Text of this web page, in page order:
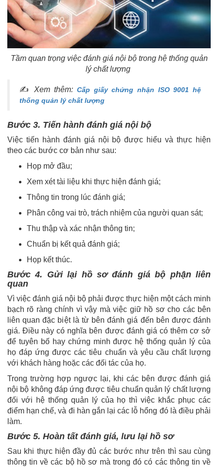
Tầm quan trọng việc đánh giá nội bộ trong hệ thống quản
lý chất lượng
✍ Xem thêm: Cấp giấy chứng nhận ISO 9001 hệ
thống quản lý chất lượng
Bước 3. Tiến hành đánh giá nội bộ
Việc tiến hành đánh giá nội bộ được hiểu và thực hiện
theo các bước cơ bản như sau:
Họp mở đầu;
Xem xét tài liệu khi thực hiện đánh giá;
Thông tin trong lúc đánh giá;
Phân công vai trò, trách nhiệm của người quan sát;
Thu thập và xác nhận thông tin;
Chuẩn bị kết quả đánh giá;
Họp kết thúc.
Bước 4. Gửi lại hồ sơ đánh giá bộ phận liên
quan
Vì việc đánh giá nội bộ phải được thực hiện một cách minh
bạch rõ ràng chính vì vậy mà việc giữ hồ sơ cho các bên
liên quan đặc biệt là từ bên đánh giá đến bên được đánh
giá. Điều này có nghĩa bên được đánh giá có thêm cơ sở
để tuyên bố hay chứng minh được hệ thống quản lý của
họ đáp ứng được các tiêu chuẩn và yêu cầu chất lượng
với khách hàng hoặc các đối tác của họ.
Trong trường hợp ngược lại, khi các bên được đánh giá
nội bộ không đáp ứng được tiêu chuẩn quản lý chất lượng
đối với hệ thống quản lý của họ thì việc khắc phục các
điểm hạn chế, và đi hàn gắn lại các lỗ hổng đó là điều phải
làm.
Bước 5. Hoàn tất đánh giá, lưu lại hồ sơ
Sau khi thực hiện đầy đủ các bước như trên thì sau cùng
thông tin về các bộ hồ sơ mà trong đó có các thông tin về